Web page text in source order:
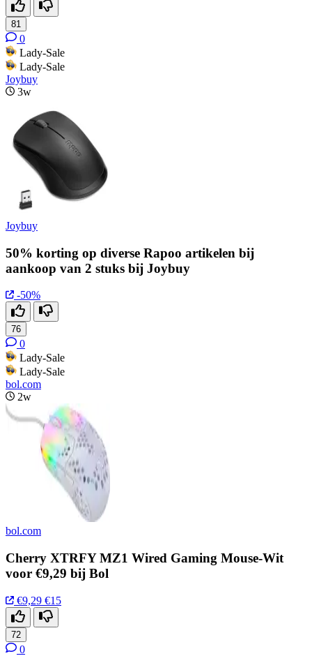
81
0
Lady-Sale
Lady-Sale
Joybuy
3w
Joybuy
50% korting op diverse Rapoo artikelen bij
aankoop van 2 stuks bij Joybuy
-50%
76
0
Lady-Sale
Lady-Sale
bol.com
2w
bol.com
Cherry XTRFY MZ1 Wired Gaming Mouse-Wit
voor €9,29 bij Bol
€9,29 €15
72
0